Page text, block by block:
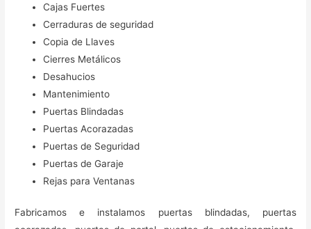
Cajas Fuertes
Cerraduras de seguridad
Copia de Llaves
Cierres Metálicos
Desahucios
Mantenimiento
Puertas Blindadas
Puertas Acorazadas
Puertas de Seguridad
Puertas de Garaje
Rejas para Ventanas
Fabricamos e instalamos puertas blindadas, puertas